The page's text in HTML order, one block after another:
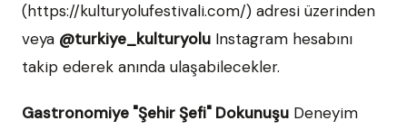
(https://kulturyolufestivali.com/) adresi üzerinden
veya @turkiye_kulturyolu Instagram hesabını
takip ederek anında ulaşabilecekler.
Gastronomiye "Şehir Şefi" Dokunuşu Deneyim